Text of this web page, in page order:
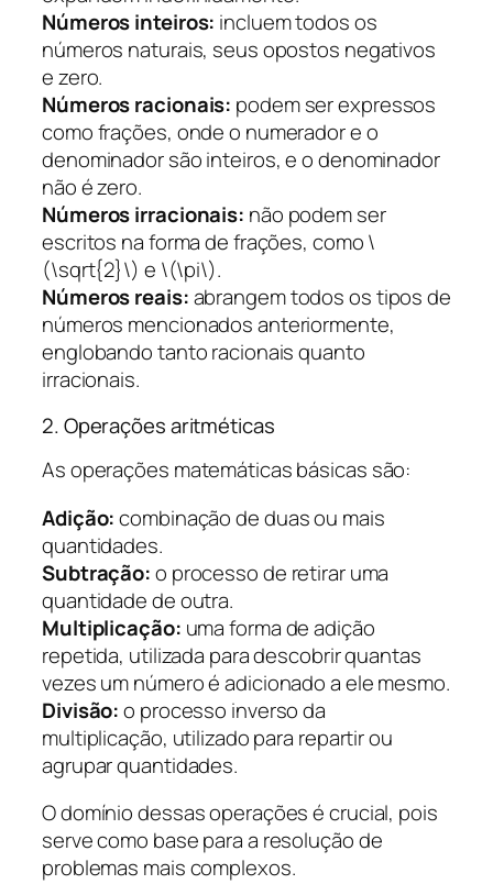
Números inteiros: incluem todos os
números naturais, seus opostos negativos
e zero.
Números racionais: podem ser expressos
como frações, onde o numerador e o
denominador são inteiros, e o denominador
não é zero.
Números irracionais: não podem ser
escritos na forma de frações, como \
(\sqrt{2}\) e \(\pi\).
Números reais:abrangem todos os tipos de
números mencionados anteriormente,
englobando tanto racionais quanto
irracionais.
2. Operações aritméticas
As operações matemáticas básicas são:
Adição:combinação de duas ou mais
quantidades.
Subtração:o processo de retirar uma
quantidade de outra.
Multiplicação: uma forma de adição
repetida, utilizada para descobrir quantas
vezes um número é adicionado a ele mesmo.
Divisão:o processo inverso da
multiplicação, utilizado para repartir ou
agrupar quantidades.
O domínio dessas operações é crucial, pois
serve como base para a resolução de
problemas mais complexos.